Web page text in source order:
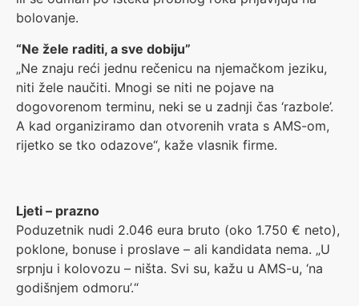
bolovanje.
“Ne žele raditi, a sve dobiju”
„Ne znaju reći jednu rečenicu na njemačkom jeziku,
niti žele naučiti. Mnogi se niti ne pojave na
dogovorenom terminu, neki se u zadnji čas ‘razbole’.
A kad organiziramo dan otvorenih vrata s AMS-om,
rijetko se tko odazove“, kaže vlasnik firme.
Ljeti – prazno
Poduzetnik nudi 2.046 eura bruto (oko 1.750 € neto),
poklone, bonuse i proslave – ali kandidata nema. „U
srpnju i kolovozu – ništa. Svi su, kažu u AMS-u, ‘na
godišnjem odmoru’.“